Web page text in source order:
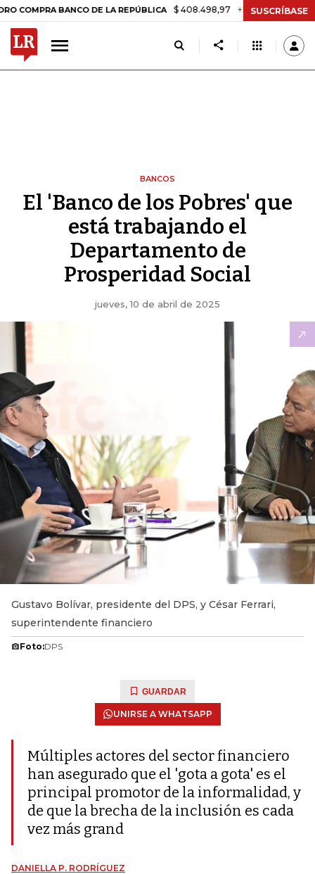
BANCO DE LA REPÚBLICA $ 408.498,97 +$ 8.753,81 +2,19%
SUSCRÍBASE
BANCOS
El 'Banco de los Pobres' que
está trabajando el
Departamento de
Prosperidad Social
jueves, 10 de abril de 2025
Gustavo Bolívar, presidente del DPS, y César Ferrari,
superintendente financiero
Foto:DPS
GUARDAR
UNIRSE A WHATSAPP
Múltiples actores del sector financiero
han asegurado que el 'gota a gota' es el
principal promotor de la informalidad, y
de que la brecha de la inclusión es cada
vez más grand
DANIELLA P. RODRÍGUEZ